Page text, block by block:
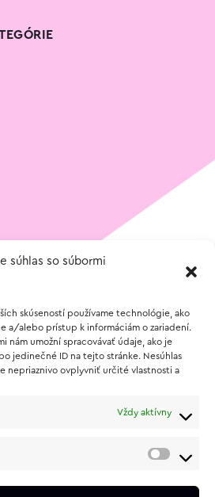
súhlas so súbormi
skúseností používame technológie, ako
a/alebo prístup k informáciám o zariadení.
nám umožní spracovávať údaje, ako je
jedinečné ID na tejto stránke. Nesúhlas
nepriaznivo ovplyvniť určité vlastnosti a
Vždy aktívny